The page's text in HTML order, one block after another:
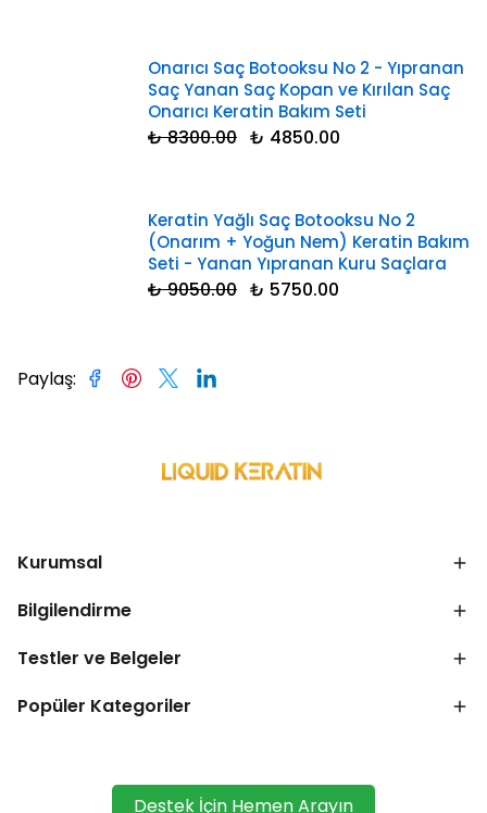
Onarıcı Saç Botooksu No 2 - Yıpranan
Saç Yanan Saç Kopan ve Kırılan Saç
Onarıcı Keratin Bakım Seti
₺ 8300.00 ₺ 4850.00
Keratin Yağlı Saç Botooksu No 2
(Onarım + Yoğun Nem) Keratin Bakım
Seti - Yanan Yıpranan Kuru Saçlara
₺ 9050.00 ₺ 5750.00
Paylaş:
Kurumsal
Bilgilendirme
Testler ve Belgeler
Popüler Kategoriler
Destek İçin Hemen Arayın